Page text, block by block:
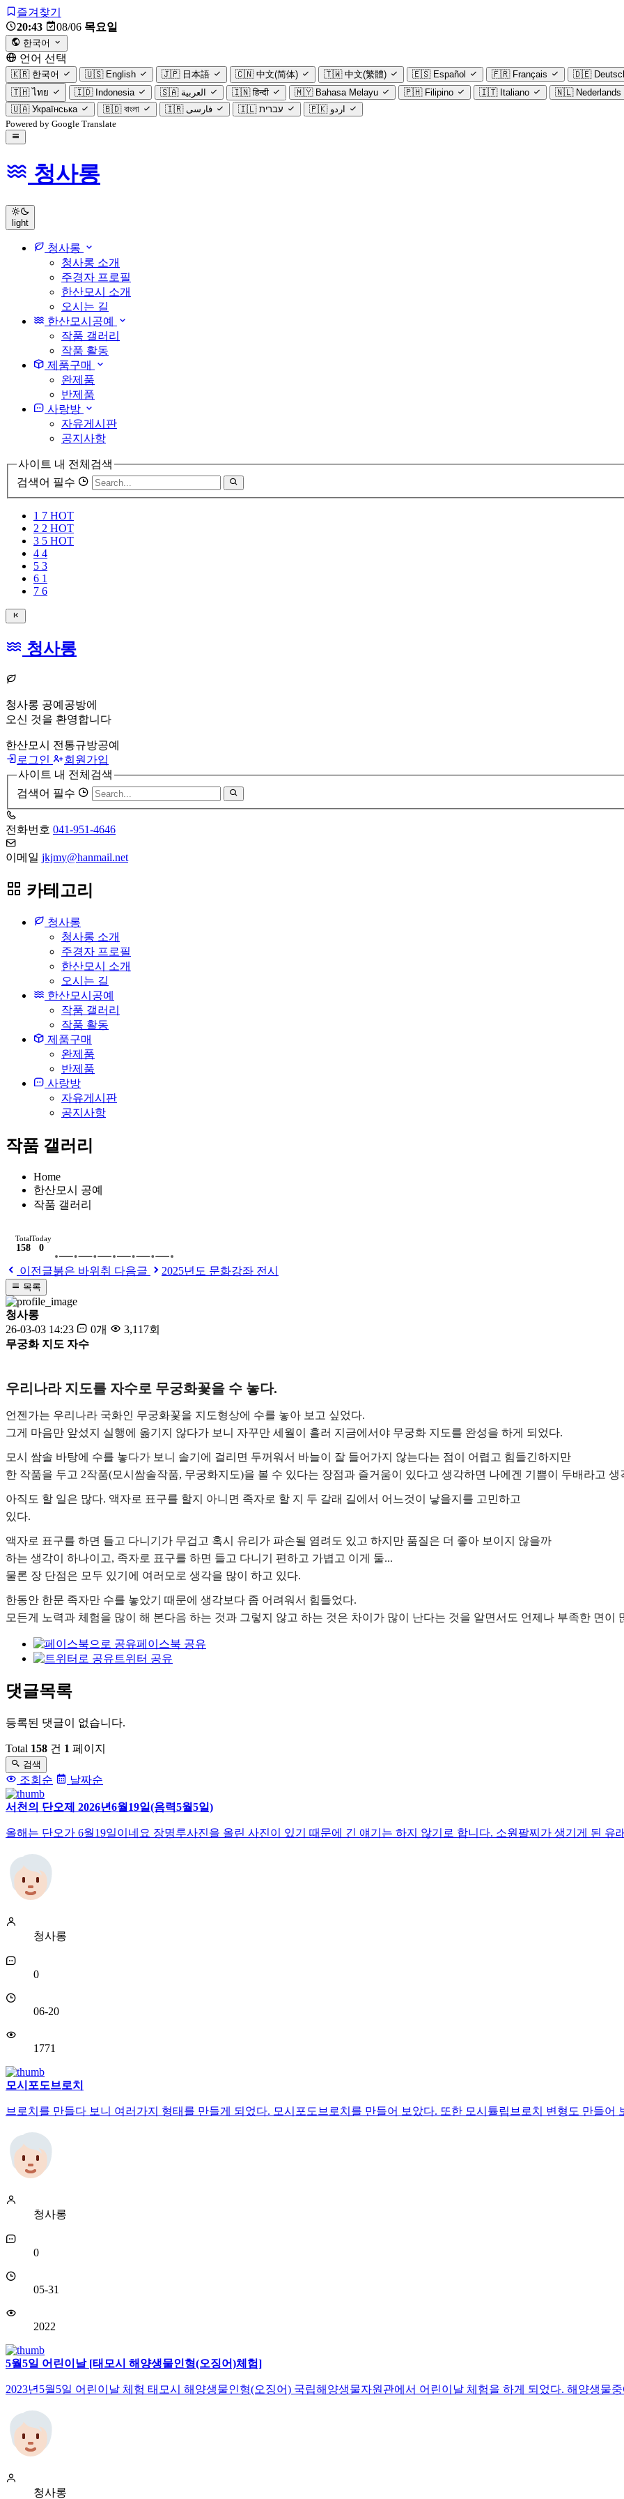
즐겨찾기
20:43
08/06 목요일
한국어
언어 선택
🇰🇷 한국어 🇺🇸 English 🇯🇵 日本語 🇨🇳 中文(简体) 🇹🇼 中文(繁體) 🇪🇸 Español 🇫🇷 Français 🇩🇪
🇹🇭 ไทย 🇮🇩 Indonesia 🇸🇦 العربية 🇮🇳 हिन्दी 🇲🇾 Bahasa Melayu 🇵🇭 Filipino 🇮🇹 Italiano 🇳🇱 Nederlands
🇺🇦 Українська 🇧🇩 বাংলা 🇮🇷 فارسی 🇮🇱 עברית 🇵🇰 اردو
Powered by Google Translate
청사롱
light
청사롱
청사롱 소개
주경자 프로필
한산모시 소개
오시는 길
한산모시공예
작품 갤러리
작품 활동
제품구매
완제품
반제품
사랑방
자유게시판
공지사항
사이트 내 전체검색
검색어 필수
1 7 HOT
2 2 HOT
3 5 HOT
4 4
5 3
6 1
7 6
청사롱
청사롱 공예공방에
오신 것을 환영합니다
한산모시 전통규방공예
로그인
회원가입
사이트 내 전체검색
검색어 필수
전화번호 041-951-4646
이메일 jkjmy@hanmail.net
카테고리
청사롱
청사롱 소개
주경자 프로필
한산모시 소개
오시는 길
한산모시공예
작품 갤러리
작품 활동
제품구매
완제품
반제품
사랑방
자유게시판
공지사항
작품 갤러리
Home
한산모시 공예
작품 갤러리
Total
158
Today
0
이전글붉은 바위취 다음글 2025년도 문화강좌 전시
목록
청사롱
26-03-03 14:23
0개
3,117회
무궁화 지도 자수
우리나라 지도를 자수로 무궁화꽃을 수 놓다.
언젠가는 우리나라 국화인 무궁화꽃을 지도형상에 수를 놓아 보고 싶었다.
그게 마음만 앞섰지 실행에 옮기지 않다가 보니 자꾸만 세월이 흘러 지금에서야 무궁화 지도를 완성을 하게 되었다.
모시 쌈솔 바탕에 수를 놓다가 보니 솔기에 걸리면 두꺼워서 바늘이 잘 들어가지 않는다는 점이 어렵고 힘들긴하지만
한 작품을 두고 2작품(모시쌈솔작품, 무궁화지도)을 볼 수 있다는 장점과 즐거움이 있다고 생각하면 나에겐 기쁨이 두배라고 생
아직도 할 일은 많다. 액자로 표구를 할지 아니면 족자로 할 지 두 갈래 길에서 어느것이 낳을지를 고민하고
있다.
액자로 표구를 하면 들고 다니기가 무겁고 혹시 유리가 파손될 염려도 있고 하지만 품질은 더 좋아 보이지 않을까
하는 생각이 하나이고, 족자로 표구를 하면 들고 다니기 편하고 가볍고 이게 둘...
물론 장 단점은 모두 있기에 여러모로 생각을 많이 하고 있다.
한동안 한문 족자만 수를 놓았기 때문에 생각보다 좀 어려워서 힘들었다.
모든게 노력과 체험을 많이 해 본다음 하는 것과 그렇지 않고 하는 것은 차이가 많이 난다는 것을 알면서도 언제나 부족한 면이
페이스북 공유
트위터 공유
댓글목록
등록된 댓글이 없습니다.
Total 158 건 1 페이지
검색
조회순 날짜순
서천의 단오제 2026년6월19일(음력5월5일)
올해는 단오가 6월19일이네요 장명루사진을 올린 사진이 있기 때문에 긴 얘기는 하지 않기로 합니다. 소원팔찌가 생기게 된 유
청사롱
0
06-20
1771
모시포도브로치
브로치를 만들다 보니 여러가지 형태를 만들게 되었다. 모시포도브로치를 만들어 보았다. 또한 모시튤립브로치 변형도 만들어
청사롱
0
05-31
2022
5월5일 어린이날 [태모시 해양생물인형(오징어)체험]
2023년5월5일 어린이날 체험 태모시 해양생물인형(오징어) 국립해양생물자원관에서 어린이날 체험을 하게 되었다. 해양생물
청사롱